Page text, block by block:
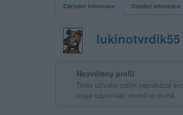
Základní informace Detailní informace
lukinotvrdik55
Neověřený profil
Tento uživatel zatím neprokázal
údaje odpovídají skutečné osobě.